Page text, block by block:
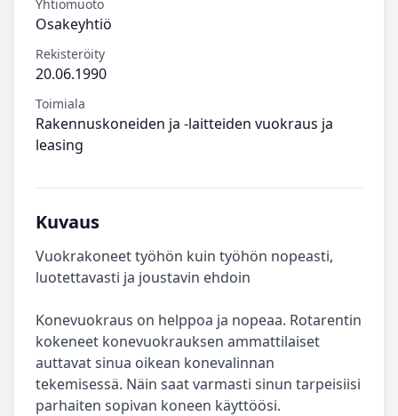
Yhtiömuoto
Osakeyhtiö
Rekisteröity
20.06.1990
Toimiala
Rakennuskoneiden ja -laitteiden vuokraus ja
leasing
Kuvaus
Vuokrakoneet työhön kuin työhön nopeasti,
luotettavasti ja joustavin ehdoin
Konevuokraus on helppoa ja nopeaa. Rotarentin
kokeneet konevuokrauksen ammattilaiset
auttavat sinua oikean konevalinnan
tekemisessä. Näin saat varmasti sinun tarpeisiisi
parhaiten sopivan koneen käyttöösi.